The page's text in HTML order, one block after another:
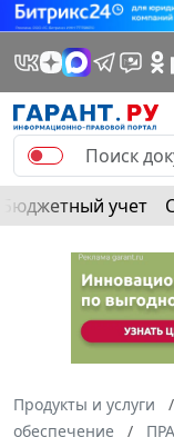
Бюджетный учет
Продукты и услуги
обеспечение